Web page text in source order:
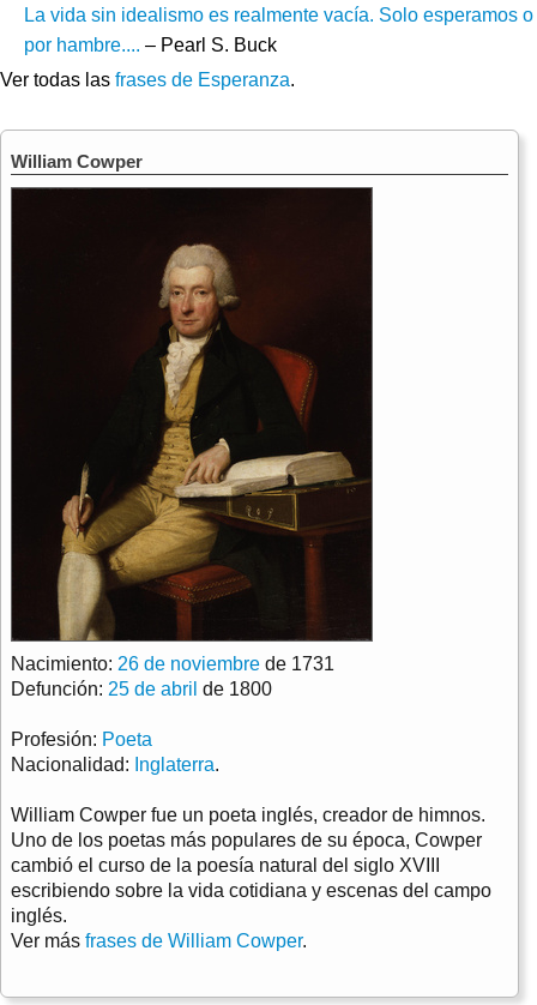
La vida sin idealismo es realmente vacía. Solo esperamos o
por hambre.... – Pearl S. Buck
Ver todas las frases de Esperanza.
William Cowper
Nacimiento: 26 de noviembre de 1731
Defunción: 25 de abril de 1800
Profesión: Poeta
Nacionalidad: Inglaterra.
William Cowper fue un poeta inglés, creador de himnos.
Uno de los poetas más populares de su época, Cowper
cambió el curso de la poesía natural del siglo XVIII
escribiendo sobre la vida cotidiana y escenas del campo
inglés.
Ver más frases de William Cowper.